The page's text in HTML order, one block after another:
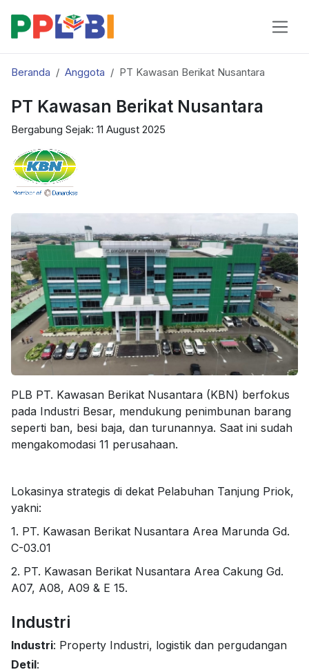
Beranda Anggota PT Kawasan Berikat Nusantara
PT Kawasan Berikat Nusantara
Bergabung Sejak: 11 August 2025
PLB PT. Kawasan Berikat Nusantara (KBN) berfokus
pada Industri Besar, mendukung penimbunan barang
seperti ban, besi baja, dan turunannya. Saat ini sudah
mengakomodasi 11 perusahaan.
Lokasinya strategis di dekat Pelabuhan Tanjung Priok,
yakni:
1. PT. Kawasan Berikat Nusantara Area Marunda Gd.
C-03.01
2. PT. Kawasan Berikat Nusantara Area Cakung Gd.
A07, A08, A09 & E 15.
Industri
Industri: Property Industri, logistik dan pergudangan
Detil: